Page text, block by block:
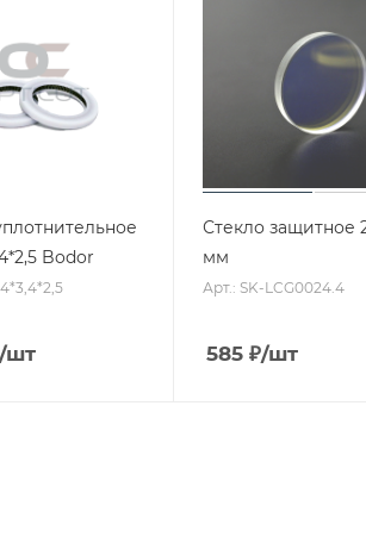
Bodor
/шт
Стекло защитное
мм
Арт.: SK-LCG0024.4
585 ₽/шт